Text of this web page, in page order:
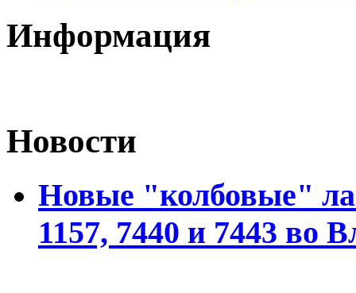
Информация
Новости
Новые "колбовые"
1157, 7440 и 7443 во